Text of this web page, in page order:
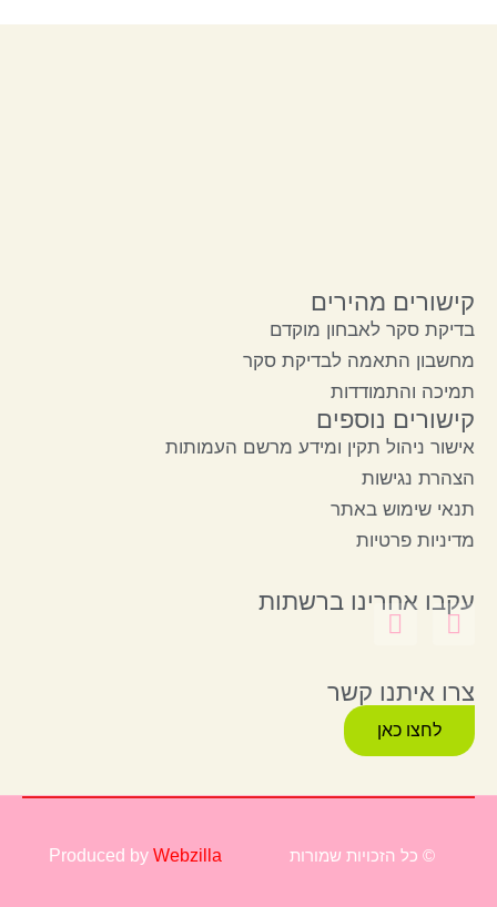
קישורים מהירים
בדיקת סקר לאבחון מוקדם
מחשבון התאמה לבדיקת סקר
תמיכה והתמודדות
קישורים נוספים
אישור ניהול תקין ומידע מרשם העמותות
הצהרת נגישות
תנאי שימוש באתר
מדיניות פרטיות
עקבו אחרינו ברשתות
צרו איתנו קשר
לחצו כאן
© כל הזכויות שמורות Produced by Webzilla